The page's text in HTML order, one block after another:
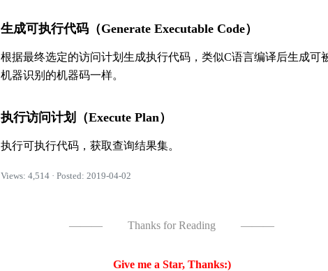
生成可执行代码（Generate Executable Code）
根据最终选定的访问计划生成执行代码，类似C语言编译后生成可
机器识别的机器码一样。
执行访问计划（Execute Plan）
执行可执行代码，获取查询结果集。
Views: 4,514 · Posted: 2019-04-02
——— Thanks for Reading ———
Give me a Star, Thanks:)